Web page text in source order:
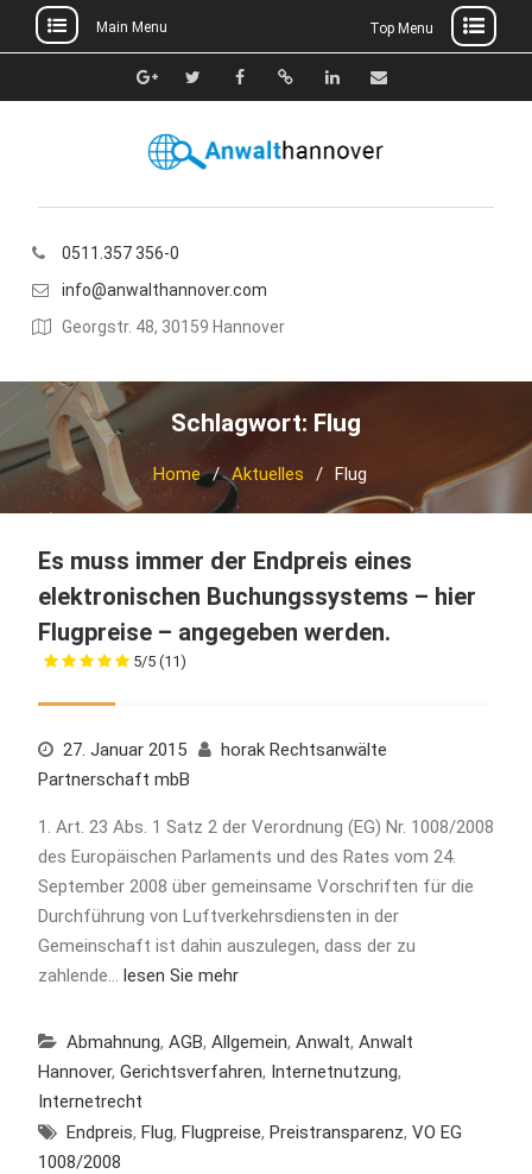
to
Main Menu Top Menu
Google+TwitterFacebook
Xing Linkedin
E-
0511.357 356-0
info@anwalthannover.com
Georgstr. 48, 30159 Hannover
Schlagwort: Flug
Home Aktuelles Flug
Es muss immer der Endpreis eines
elektronischen Buchungssystems – hier
Flugpreise – angegeben werden.
5/5 (11)
27. Januar 2015
horak Rechtsanwälte
Partnerschaft mbB
1. Art. 23 Abs. 1 Satz 2 der Verordnung (EG) Nr. 1008/2008
des Europäischen Parlaments und des Rates vom 24.
September 2008 über gemeinsame Vorschriften für die
Durchführung von Luftverkehrsdiensten in der
Gemeinschaft ist dahin auszulegen, dass der zu
zahlende… lesen Sie mehr
Abmahnung, AGB, Allgemein, Anwalt, Anwalt
Hannover, Gerichtsverfahren, Internetnutzung,
Internetrecht
Endpreis, Flug, Flugpreise, Preistransparenz, VO EG
1008/2008